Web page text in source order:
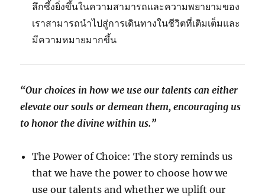
ลึกซึ้งยิ่งขึ้นในความสามารถและความพยายามของ
เราสามารถนำไปสู่การเดินทางในชีวิตที่เติมเต็มและ
มีความหมายมากขึ้น
“Our choices in how we use our talents can either
elevate our souls or demean them, encouraging us
to honor the divine within us.”
The Power of Choice: The story reminds us
that we have the power to choose how we
use our talents and whether we uplift our